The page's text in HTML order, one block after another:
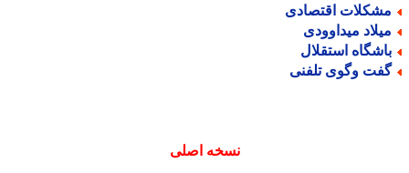
اقتصادی
میداوودی
استقلال
وگوی تلفنی
نسخه اصلی